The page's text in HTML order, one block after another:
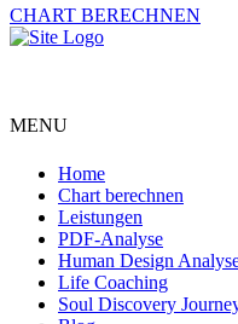
CHART BERECHNEN
MENU
Home
Chart berechnen
Leistungen
PDF-Analyse
Human Design
Life Coaching
Soul Discovery